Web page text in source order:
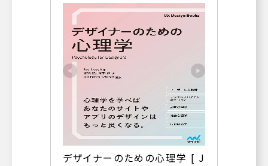
デザイナーのための心理学 [ J